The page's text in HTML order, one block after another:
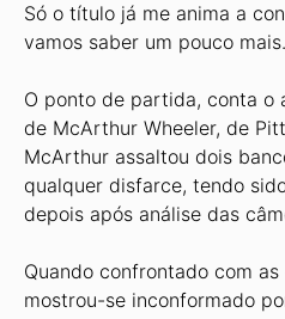
Só o título já me anima a
vamos saber um pouco mais.
O ponto de partida, conta o
de McArthur Wheeler, de
McArthur assaltou dois
qualquer disfarce, tendo
depois após análise das
Quando confrontado com
mostrou-se inconformado